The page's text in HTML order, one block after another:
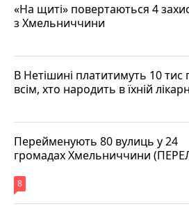
«На щиті» повертаються 4
з Хмельниччини
В Нетішині платитимуть 10 тис
всім, хто народить в їхній
Перейменують 80 вулиць у 24
громадах Хмельниччини
8